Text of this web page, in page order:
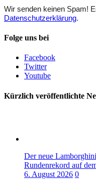
Wir senden keinen Spam!
Datenschutzerklärung.
Folge uns bei
Facebook
Twitter
Youtube
Kürzlich veröffentlichte
Der neue
Rundenrekord auf
6. August 2026 0